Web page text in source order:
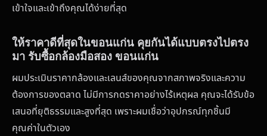
เข้าใจและเข้าถึงคุณได้ง่ายที่สุด
ให้ราคาดีที่สุดในขอนแก่น คุยกันได้แบบตรงไปตรง
มา รับซื้อกล้องมือสอง ขอนแก่น
ผมประเมินราคากล้องและเลนส์ของคุณจากสภาพจริงและความ
ต้องการของตลาด ไม่มีการกดราคาอย่างไร้เหตุผล คุณจะได้รับข้อ
เสนอที่ยุติธรรมและสูงที่สุด เพราะผมเชื่อว่าอุปกรณ์ทุกชิ้นมี
คุณค่าในตัวเอง